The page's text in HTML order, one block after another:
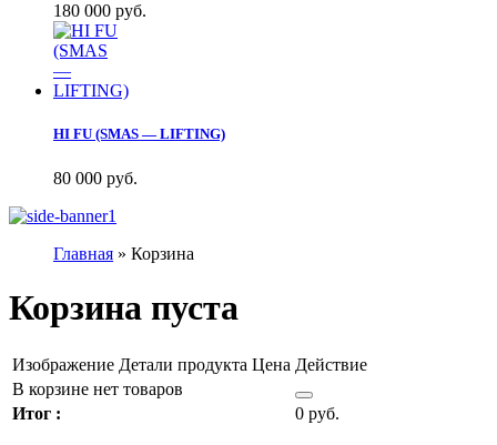
180 000 руб.
HI FU (SMAS — LIFTING)
80 000 руб.
Главная » Корзина
Корзина пуста
Изображение Детали продукта Цена Действие
В корзине нет товаров
Итог :
0 руб.